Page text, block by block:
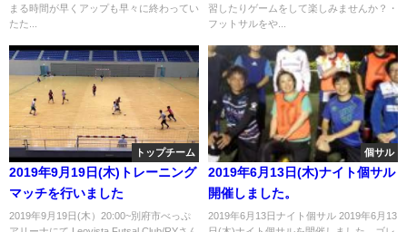
まる時間が早くアップも早々に終わってい
たた...
習したりゲームをして楽しみませんか？・
フットサルをや...
トップチーム
2019年9月19日(木)トレーニング
マッチを行いました
2019年9月19日(木）20:00~別府市べっぷ
個サル
2019年6月13日(木)ナイト個サル
開催しました。
2019年6月13日ナイト個サル 2019年6月13